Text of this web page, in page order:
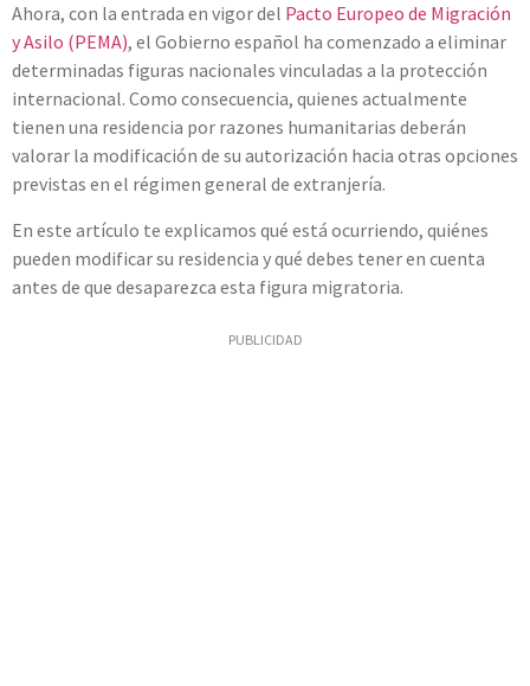
Ahora, con la entrada en vigor del Pacto Europeo de Migración
y Asilo (PEMA), el Gobierno español ha comenzado a eliminar
determinadas figuras nacionales vinculadas a la protección
internacional. Como consecuencia, quienes actualmente
tienen una residencia por razones humanitarias deberán
valorar la modificación de su autorización hacia otras opciones
previstas en el régimen general de extranjería.
En este artículo te explicamos qué está ocurriendo, quiénes
pueden modificar su residencia y qué debes tener en cuenta
antes de que desaparezca esta figura migratoria.
PUBLICIDAD